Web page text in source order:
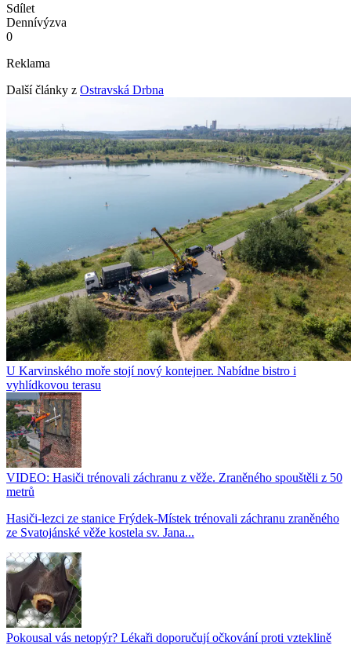
Sdílet
Dennívýzva
0
Reklama
Další články z Ostravská Drbna
U Karvinského moře stojí nový kontejner. Nabídne bistro i
vyhlídkovou terasu
VIDEO: Hasiči trénovali záchranu z věže. Zraněného spouštěli z 50
metrů
Hasiči-lezci ze stanice Frýdek-Místek trénovali záchranu zraněného
ze Svatojánské věže kostela sv. Jana...
Pokousal vás netopýr? Lékaři doporučují očkování proti vzteklině